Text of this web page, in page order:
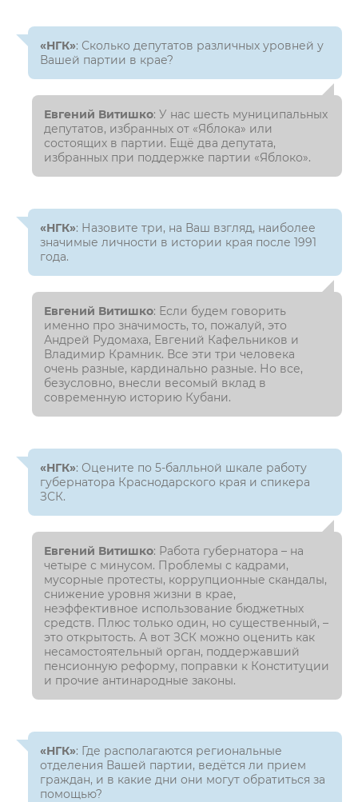
«НГК»: Сколько депутатов различных уровней у
Вашей партии в крае?
Евгений Витишко: У нас шесть муниципальных
депутатов, избранных от «Яблока» или
состоящих в партии. Ещё два депутата,
избранных при поддержке партии «Яблоко».
«НГК»: Назовите три, на Ваш взгляд, наиболее
значимые личности в истории края после 1991
года.
Евгений Витишко: Если будем говорить
именно про значимость, то, пожалуй, это
Андрей Рудомаха, Евгений Кафельников и
Владимир Крамник. Все эти три человека
очень разные, кардинально разные. Но все,
безусловно, внесли весомый вклад в
современную историю Кубани.
«НГК»: Оцените по 5-балльной шкале работу
губернатора Краснодарского края и спикера
ЗСК.
Евгений Витишко: Работа губернатора – на
четыре с минусом. Проблемы с кадрами,
мусорные протесты, коррупционные скандалы,
снижение уровня жизни в крае,
неэффективное использование бюджетных
средств. Плюс только один, но существенный, –
это открытость. А вот ЗСК можно оценить как
несамостоятельный орган, поддержавший
пенсионную реформу, поправки к Конституции
и прочие антинародные законы.
«НГК»: Где располагаются региональные
отделения Вашей партии, ведётся ли прием
граждан, и в какие дни они могут обратиться за
помощью?